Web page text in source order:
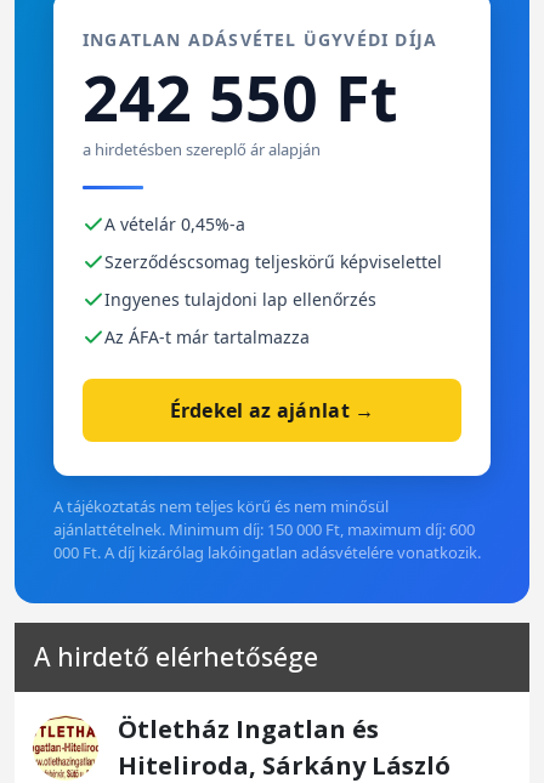
INGATLAN ADÁSVÉTEL ÜGYVÉDI DÍJA
242 550 Ft
a hirdetésben szereplő ár alapján
A vételár 0,45%-a
Szerződéscsomag teljeskörű képviselettel
Ingyenes tulajdoni lap ellenőrzés
Az ÁFA-t már tartalmazza
Érdekel az ajánlat →
A tájékoztatás nem teljes körű és nem minősül
ajánlattételnek. Minimum díj: 150 000 Ft, maximum díj: 600
000 Ft. A díj kizárólag lakóingatlan adásvételére vonatkozik.
A hirdető elérhetősége
Ötletház Ingatlan és
Hiteliroda, Sárkány László